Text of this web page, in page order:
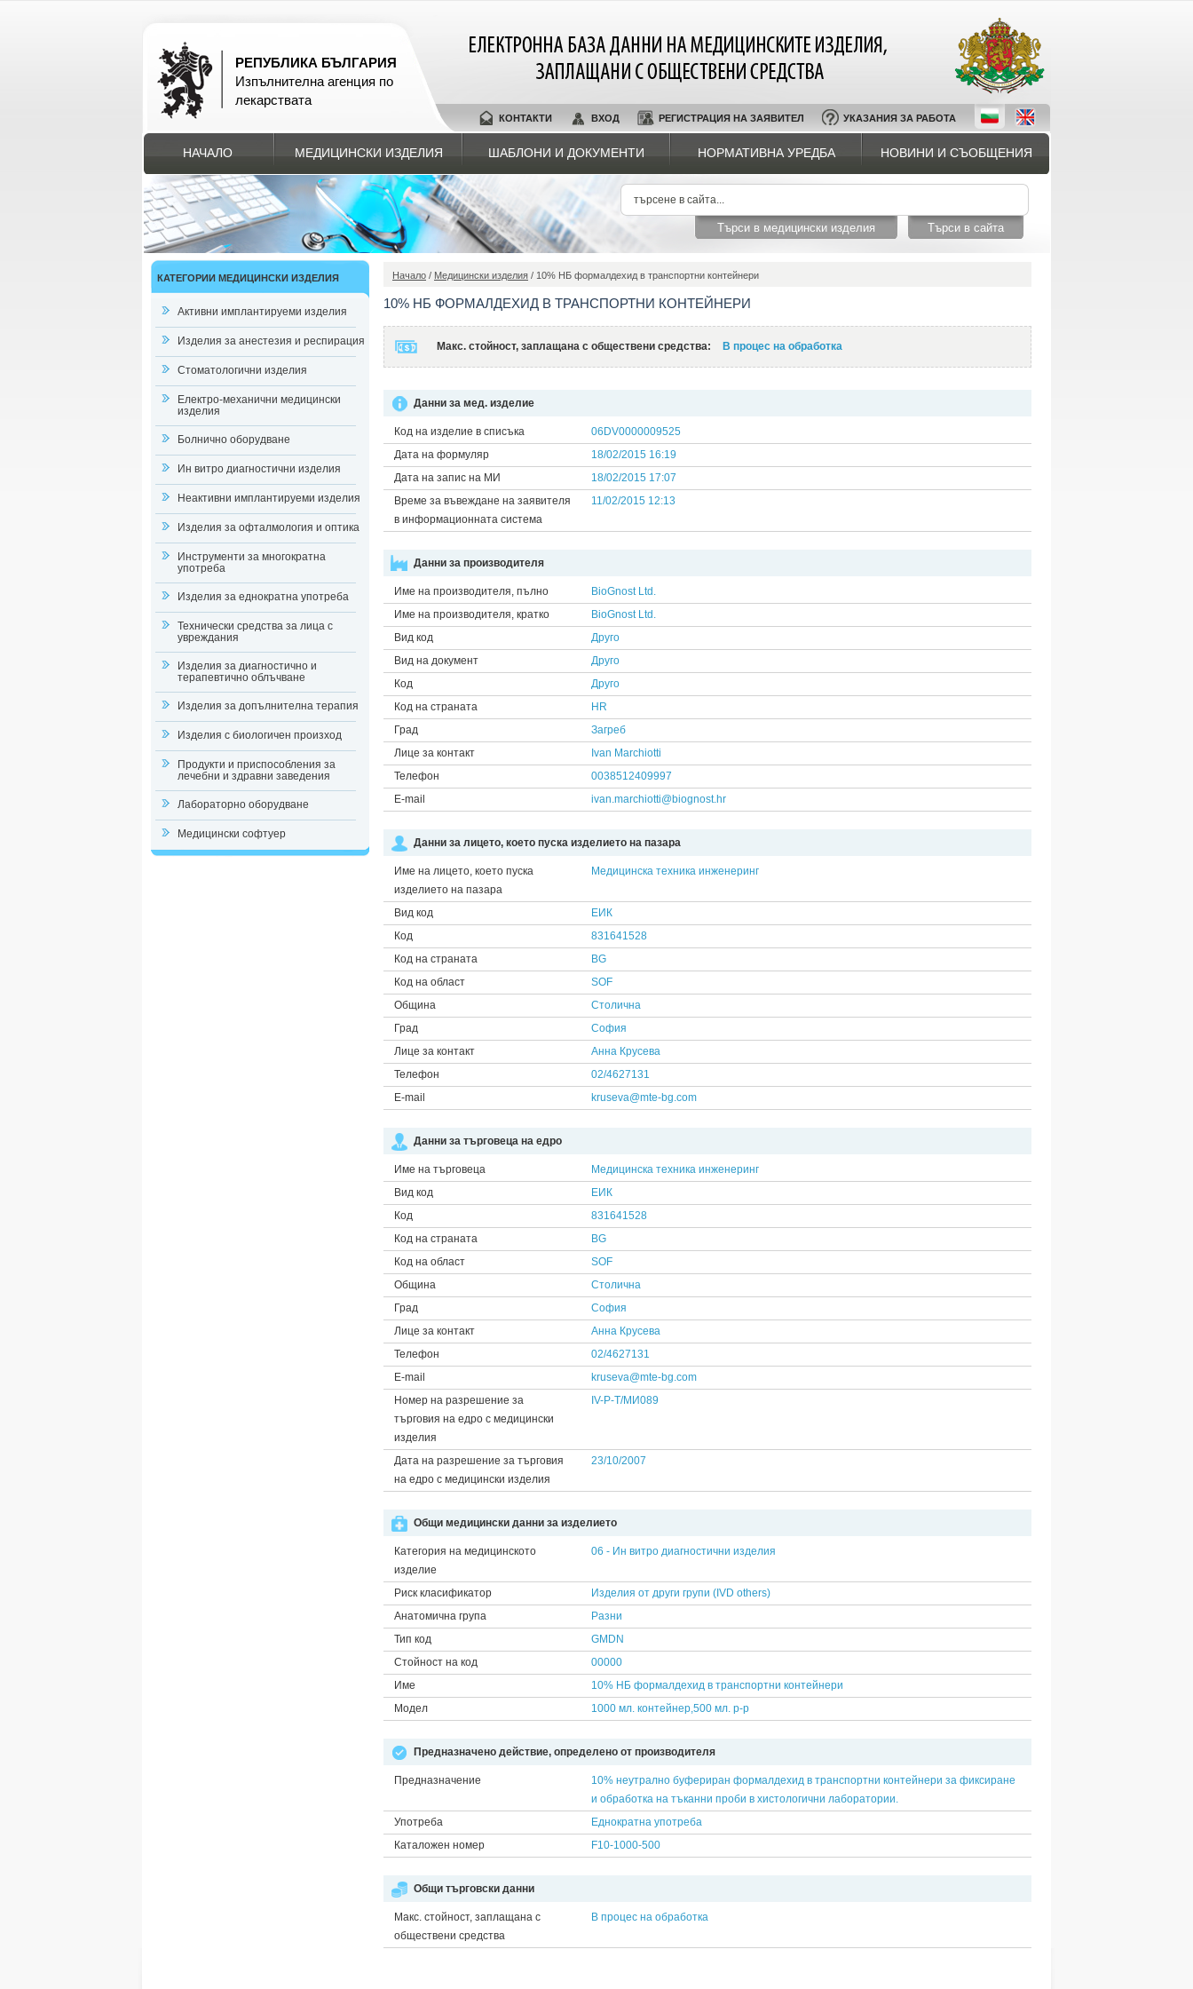
РЕПУБЛИКА БЪЛГАРИЯ
Изпълнителна агенция по
лекарствата
КОНТАКТИ ВХОД РЕГИСТРАЦИЯ НА ЗАЯВИТЕЛ УКАЗАНИЯ ЗА РАБОТА
НАЧАЛО МЕДИЦИНСКИ ИЗДЕЛИЯ ШАБЛОНИ И ДОКУМЕНТИ НОРМАТИВНА УРЕДБА НОВИНИ И СЪОБЩЕНИЯ
КАТЕГОРИИ МЕДИЦИНСКИ ИЗДЕЛИЯ
Активни имплантируеми изделия
Изделия за анестезия и респирация
Стоматологични изделия
Електро-механични медицински
изделия
Болнично оборудване
Ин витро диагностични изделия
Неактивни имплантируеми изделия
Изделия за офталмология и оптика
Инструменти за многократна
употреба
Изделия за еднократна употреба
Технически средства за лица с
увреждания
Изделия за диагностично и
терапевтично облъчване
Изделия за допълнителна терапия
Изделия с биологичен произход
Продукти и приспособления за
лечебни и здравни заведения
Лабораторно оборудване
Медицински софтуер
Начало / Медицински изделия / 10% НБ формалдехид в транспортни контейнери
10% НБ ФОРМАЛДЕХИД В ТРАНСПОРТНИ КОНТЕЙНЕРИ
Макс. стойност, заплащана с обществени средства: В процес на обработка
Данни за мед. изделие
Код на изделие в списъка
06DV0000009525
Дата на формуляр
18/02/2015 16:19
Дата на запис на МИ
18/02/2015 17:07
Време за въвеждане на заявителя
в информационната система
11/02/2015 12:13
Данни за производителя
Име на производителя, пълно
BioGnost Ltd.
Име на производителя, кратко
BioGnost Ltd.
Вид код
Друго
Вид на документ
Друго
Код
Друго
Код на страната
HR
Град
Загреб
Лице за контакт
Ivan Marchiotti
Телефон
0038512409997
E-mail
ivan.marchiotti@biognost.hr
Данни за лицето, което пуска изделието на пазара
Име на лицето, което пуска
изделието на пазара
Медицинска техника инженеринг
Вид код
ЕИК
Код
831641528
Код на страната
BG
Код на област
SOF
Община
Столична
Град
София
Лице за контакт
Анна Крусева
Телефон
02/4627131
E-mail
kruseva@mte-bg.com
Данни за търговеца на едро
Име на търговеца
Медицинска техника инженеринг
Вид код
ЕИК
Код
831641528
Код на страната
BG
Код на област
SOF
Община
Столична
Град
София
Лице за контакт
Анна Крусева
Телефон
02/4627131
E-mail
kruseva@mte-bg.com
Номер на разрешение за
търговия на едро с медицински
изделия
IV-P-T/МИ089
Дата на разрешение за търговия
на едро с медицински изделия
23/10/2007
Общи медицински данни за изделието
Категория на медицинското
изделие
06 - Ин витро диагностични изделия
Риск класификатор
Изделия от други групи (IVD others)
Анатомична група
Разни
Тип код
GMDN
Стойност на код
00000
Име
10% НБ формалдехид в транспортни контейнери
Модел
1000 мл. контейнер,500 мл. р-р
Предназначено действие, определено от производителя
Предназначение
10% неутрално буфериран формалдехид в транспортни контейнери за фиксиране
и обработка на тъканни проби в хистологични лаборатории.
Употреба
Еднократна употреба
Каталожен номер
F10-1000-500
Общи търговски данни
Макс. стойност, заплащана с
обществени средства
В процес на обработка